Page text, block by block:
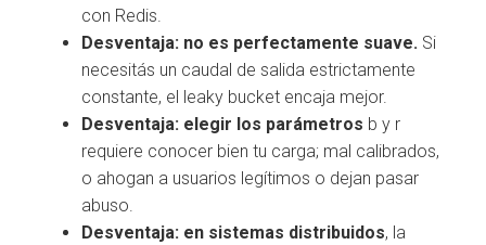
con Redis.
Desventaja: no es perfectamente suave. Si
necesitás un caudal de salida estrictamente
constante, el leaky bucket encaja mejor.
Desventaja: elegir los parámetros b y r
requiere conocer bien tu carga; mal calibrados,
o ahogan a usuarios legítimos o dejan pasar
abuso.
Desventaja: en sistemas distribuidos, la